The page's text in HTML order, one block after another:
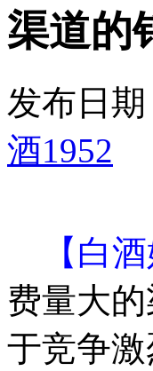
渠道的
发布日期
酒1952
【白
费量大
于竞争